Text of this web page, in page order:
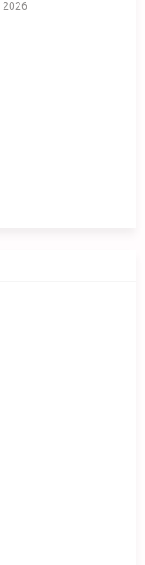
2026